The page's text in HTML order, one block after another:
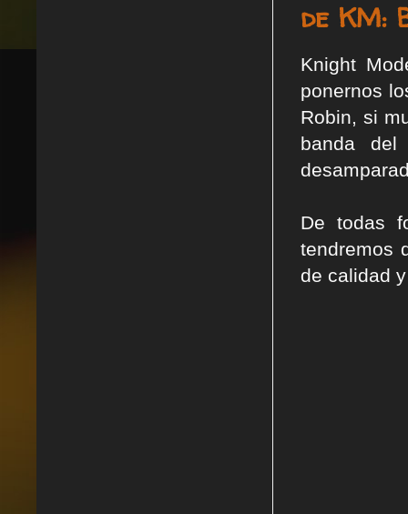
de KM:
Knight
ponernos
Robin, si
banda del
De todas
tendremos
de calidad